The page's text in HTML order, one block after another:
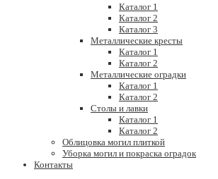
Каталог 1
Каталог 2
Каталог 3
Металлические кресты
Каталог 1
Каталог 2
Металлические оградки
Каталог 1
Каталог 2
Столы и лавки
Каталог 1
Каталог 2
Облицовка могил плиткой
Уборка могил и покраска оградок
Контакты